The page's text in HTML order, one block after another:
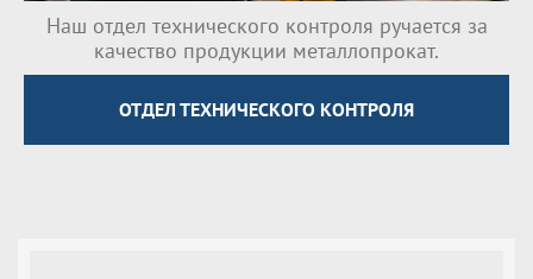
Наш отдел технического контроля ручается за
качество продукции металлопрокат.
ОТДЕЛ ТЕХНИЧЕСКОГО КОНТРОЛЯ